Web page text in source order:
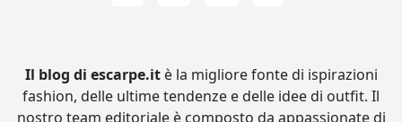
Il blog di escarpe.it è la migliore fonte di ispirazioni
fashion, delle ultime tendenze e delle idee di outfit. Il
nostro team editoriale è composto da appassionate di